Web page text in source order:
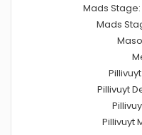
Mads
Mads
Pillivuyt
Pillivuyt